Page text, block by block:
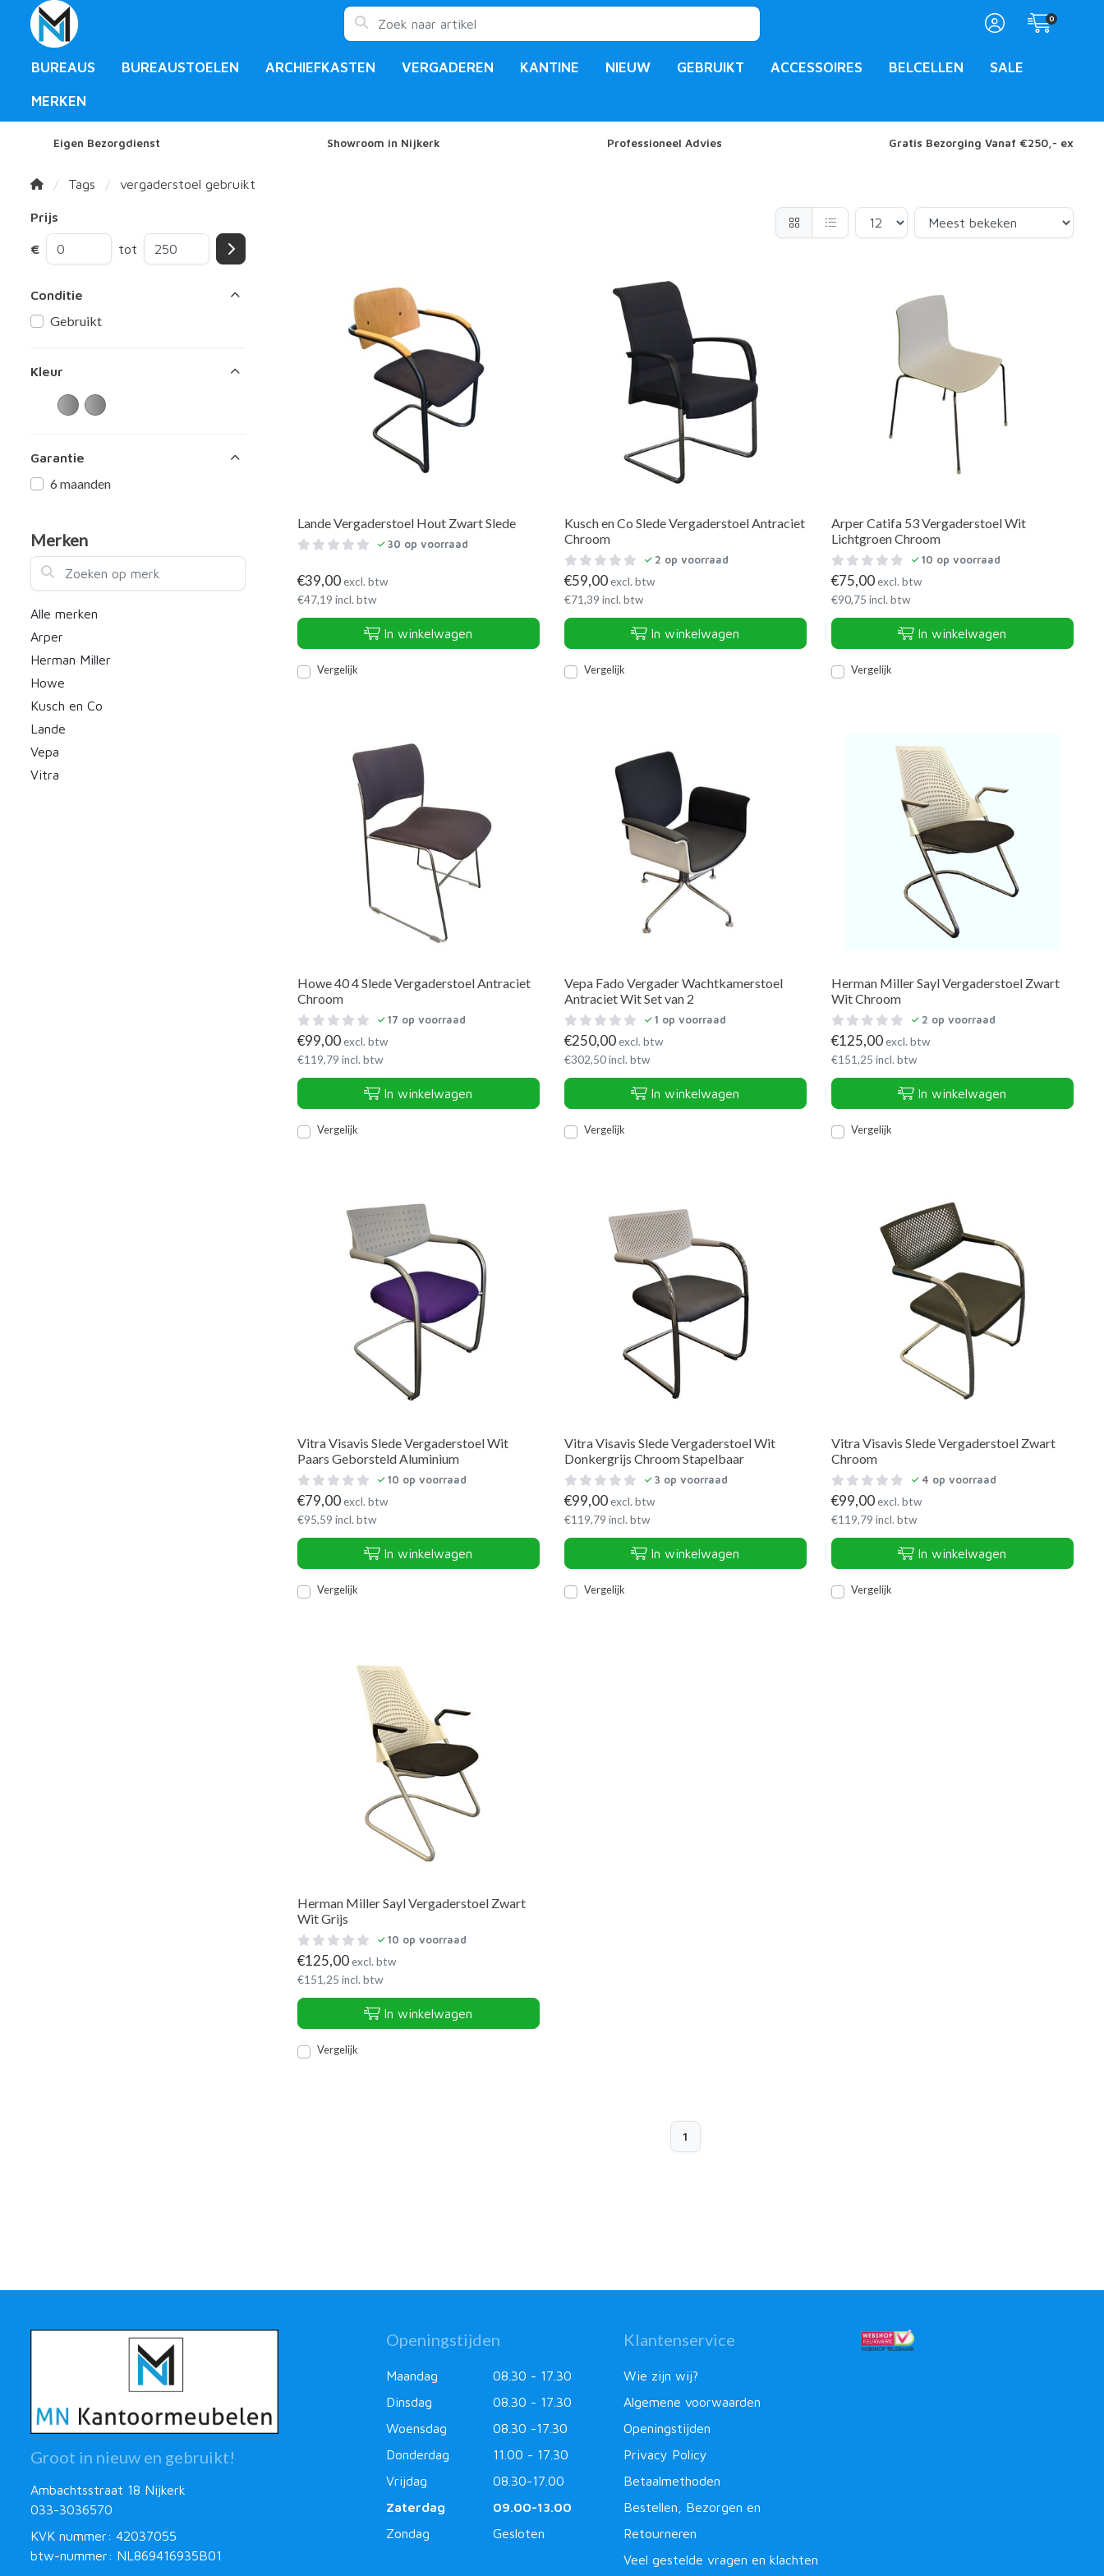
0
BUREAUS BUREAUSTOELEN ARCHIEFKASTEN VERGADEREN KANTINE NIEUW GEBRUIKT ACCESSOIRES BELCELLEN SALE
MERKEN
Eigen Bezorgdienst Showroom in Nijkerk Professioneel Advies Gratis Bezorging Vanaf €250,- ex
Tags vergaderstoel gebruikt
Prijs
€ tot
Conditie
Gebruikt
Kleur
Garantie
6 maanden
Merken
Zoeken op merk
Alle merken
Arper
Herman Miller
Howe
Kusch en Co
Lande
Vepa
Vitra
Lande Vergaderstoel Hout Zwart Slede
30 op voorraad
€39,00excl. btw
€47,19 incl. btw
In winkelwagen
Vergelijk
Kusch en Co Slede Vergaderstoel Antraciet
Chroom
2 op voorraad
€59,00excl. btw
€71,39 incl. btw
In winkelwagen
Vergelijk
Arper Catifa 53 Vergaderstoel Wit
Lichtgroen Chroom
10 op voorraad
€75,00excl. btw
€90,75 incl. btw
In winkelwagen
Vergelijk
Howe 40 4 Slede Vergaderstoel Antraciet
Chroom
17 op voorraad
€99,00excl. btw
€119,79 incl. btw
In winkelwagen
Vergelijk
Vepa Fado Vergader Wachtkamerstoel
Antraciet Wit Set van 2
1 op voorraad
€250,00excl. btw
€302,50incl. btw
In winkelwagen
Vergelijk
Herman Miller Sayl Vergaderstoel Zwart
Wit Chroom
2 op voorraad
€125,00excl. btw
€151,25 incl. btw
In winkelwagen
Vergelijk
Vitra Visavis Slede Vergaderstoel Wit
Paars Geborsteld Aluminium
10 op voorraad
€79,00excl. btw
€95,59 incl. btw
In winkelwagen
Vergelijk
Vitra Visavis Slede Vergaderstoel Wit
Donkergrijs Chroom Stapelbaar
3 op voorraad
€99,00excl. btw
€119,79 incl. btw
In winkelwagen
Vergelijk
Vitra Visavis Slede Vergaderstoel Zwart
Chroom
4 op voorraad
€99,00excl. btw
€119,79 incl. btw
In winkelwagen
Vergelijk
Herman Miller Sayl Vergaderstoel Zwart
Wit Grijs
10 op voorraad
€125,00excl. btw
€151,25 incl. btw
In winkelwagen
Vergelijk
1
Groot in nieuw en gebruikt!
Ambachtsstraat 18 Nijkerk
033-3036570
KVK nummer: 42037055
btw-nummer: NL869416935B01
Openingstijden
Maandag
08.30 - 17.30
Dinsdag
08.30 - 17.30
Woensdag
08.30 -17.30
Donderdag
11.00 - 17.30
Vrijdag
08.30-17.00
Zaterdag
09.00-13.00
Zondag
Gesloten
Klantenservice
Wie zijn wij?
Algemene voorwaarden
Openingstijden
Privacy Policy
Betaalmethoden
Bestellen, Bezorgen en
Retourneren
Veel gestelde vragen en klachten